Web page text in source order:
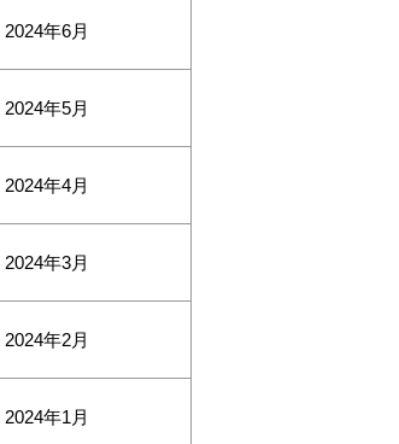
2024年6月
2024年5月
2024年4月
2024年3月
2024年2月
2024年1月